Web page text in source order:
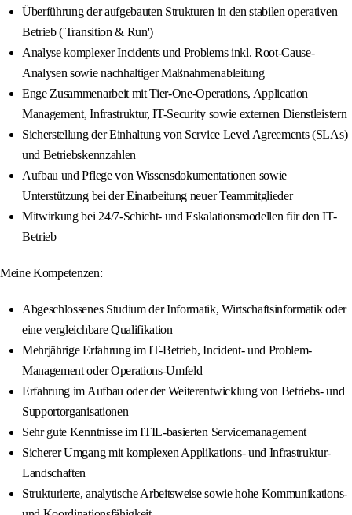
Überführung der aufgebauten Strukturen in den stabilen operativen
Betrieb ('Transition & Run')
Analyse komplexer Incidents und Problems inkl. Root-Cause-
Analysen sowie nachhaltiger Maßnahmenableitung
Enge Zusammenarbeit mit Tier-One-Operations, Application
Management, Infrastruktur, IT-Security sowie externen Dienstleistern
Sicherstellung der Einhaltung von Service Level Agreements (SLAs)
und Betriebskennzahlen
Aufbau und Pflege von Wissensdokumentationen sowie
Unterstützung bei der Einarbeitung neuer Teammitglieder
Mitwirkung bei 24/7-Schicht- und Eskalationsmodellen für den IT-
Betrieb
Meine Kompetenzen:
Abgeschlossenes Studium der Informatik, Wirtschaftsinformatik oder
eine vergleichbare Qualifikation
Mehrjährige Erfahrung im IT-Betrieb, Incident- und Problem-
Management oder Operations-Umfeld
Erfahrung im Aufbau oder der Weiterentwicklung von Betriebs- und
Supportorganisationen
Sehr gute Kenntnisse im ITIL-basierten Servicemanagement
Sicherer Umgang mit komplexen Applikations- und Infrastruktur-
Landschaften
Strukturierte, analytische Arbeitsweise sowie hohe Kommunikations-